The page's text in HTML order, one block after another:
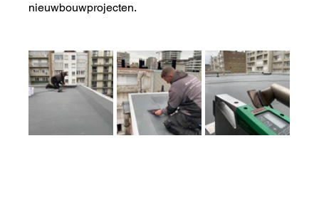
nieuwbouwprojecten.